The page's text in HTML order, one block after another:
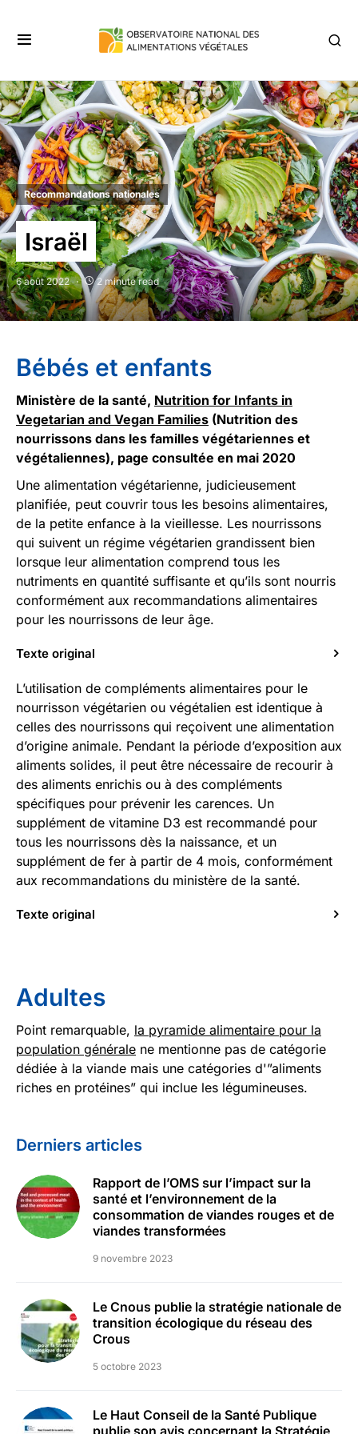
Recommandations nationales
Israël
6 août 2022 2 minute read
Bébés et enfants
Ministère de la santé, Nutrition for Infants in
Vegetarian and Vegan Families (Nutrition des
nourrissons dans les familles végétariennes et
végétaliennes), page consultée en mai 2020
Une alimentation végétarienne, judicieusement
planifiée, peut couvrir tous les besoins alimentaires,
de la petite enfance à la vieillesse. Les nourrissons
qui suivent un régime végétarien grandissent bien
lorsque leur alimentation comprend tous les
nutriments en quantité suffisante et qu’ils sont nourris
conformément aux recommandations alimentaires
pour les nourrissons de leur âge.
Texte original
L’utilisation de compléments alimentaires pour le
nourrisson végétarien ou végétalien est identique à
celles des nourrissons qui reçoivent une alimentation
d’origine animale. Pendant la période d’exposition aux
aliments solides, il peut être nécessaire de recourir à
des aliments enrichis ou à des compléments
spécifiques pour prévenir les carences. Un
supplément de vitamine D3 est recommandé pour
tous les nourrissons dès la naissance, et un
supplément de fer à partir de 4 mois, conformément
aux recommandations du ministère de la santé.
Texte original
Adultes
Point remarquable, la pyramide alimentaire pour la
population générale ne mentionne pas de catégorie
dédiée à la viande mais une catégories d'”aliments
riches en protéines” qui inclue les légumineuses.
Derniers articles
Rapport de l’OMS sur l’impact sur la
santé et l’environnement de la
consommation de viandes rouges et de
viandes transformées
9 novembre 2023
Le Cnous publie la stratégie nationale de
transition écologique du réseau des
Crous
5 octobre 2023
Le Haut Conseil de la Santé Publique
publie son avis concernant la Stratégie